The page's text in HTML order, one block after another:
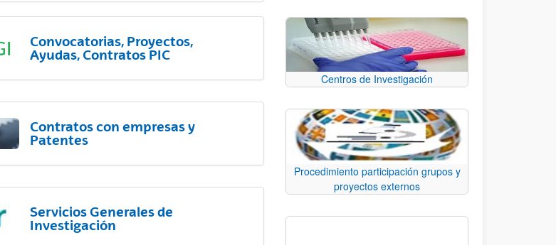
Convocatorias, Proyectos,
Ayudas, Contratos PIC
Contratos con empresas y
Patentes
Servicios Generales de
Investigación
Centros de Investigación
Procedimiento participación grupos y
proyectos externos